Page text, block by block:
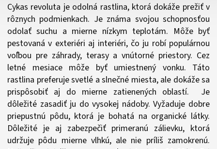
Cykas revoluta je odolná rastlina, ktorá dokáže prežiť v
rôznych podmienkach. Je známa svojou schopnosťou
odolať suchu a mierne nízkym teplotám. Môže byť
pestovaná v exteriéri aj interiéri, čo ju robí populárnou
voľbou pre záhrady, terasy a vnútorné priestory. Cez
letné mesiace môže byť umiestnený vonku. Táto
rastlina preferuje svetlé a slnečné miesta, ale dokáže sa
prispôsobiť aj do mierne zatienených oblastí. Je
dôležité zasadiť ju do vysokej nádoby. Vyžaduje dobre
priepustnú pôdu, ktorá je bohatá na organické látky.
Dôležité je aj zabezpečiť primeranú zálievku, ktorá
udržuje pôdu mierne vlhkú, ale nie príliš zamokrenú.